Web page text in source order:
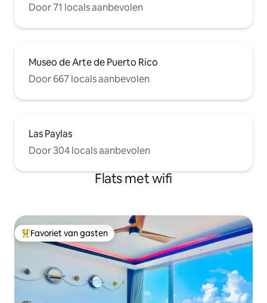
Door 71 locals aanbevolen
Museo de Arte de Puerto Rico
Door 667 locals aanbevolen
Las Paylas
Door 304 locals aanbevolen
Flats met wifi
Topfavoriet van gasten
Favoriet van gasten